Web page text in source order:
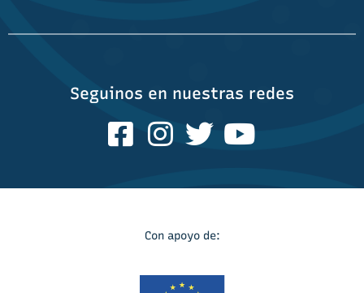
Seguinos en nuestras redes
Con apoyo de: